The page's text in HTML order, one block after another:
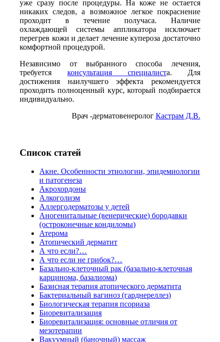
уже сразу после процедуры. На коже не остается
никаких следов, а возможное легкое покраснение
проходит в течение получаса. Наличие
охлаждающей системы аппликатора исключает
перегрев кожи и делает лечение купероза достаточно
комфортной процедурой.
Независимо от выбранного способа лечения,
требуетсяконсультация специалиста. Для
достижения наилучшего эффекта рекомендуется
проходить полноценный курс, который подбирается
индивидуально.
Врач -дерматовенеролог Кастрам Д.В.
Список статей
Акне. Особенности этиологии, эпидемиологии
и патогенеза
Акрохордоны
Алкоголизм
Аллергодерматозы у детей
Аногенитальные (венерические) бородавки
(остроконечные кондиломы)
Атерома
Атопический дерматит
А что если?…
А что если не грибок?…
Базально-клеточный рак (базально-клеточная
карцинома, базалиома)
Базисная терапия атопического дерматита
Бактериальный вагиноз (гарднереллез)
Биологическая терапия псориаза
Биоревитализация
Биоревитализация: основные отличия от
мезотерапии
Вакуумный (баночный) массаж